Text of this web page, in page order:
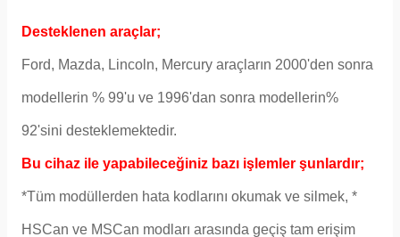
Desteklenen araçlar;
Ford, Mazda, Lincoln, Mercury araçların 2000'den sonra
modellerin % 99'u ve 1996'dan sonra modellerin%
92'sini desteklemektedir.
Bu cihaz ile yapabileceğiniz bazı işlemler şunlardır;
*Tüm modüllerden hata kodlarını okumak ve silmek, *
HSCan ve MSCan modları arasında geçiş tam erişim